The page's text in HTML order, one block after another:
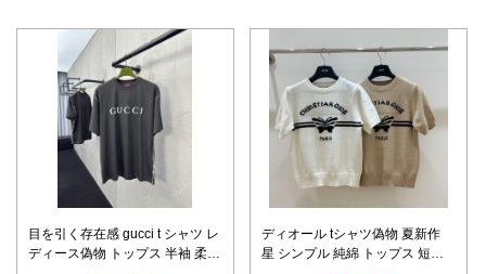
目を引く存在感 gucci t シャツ レ
ディース偽物 トップス 半袖 柔ら
ディオール tシャツ偽物 夏新作
星 シンプル 純綿 トップス 短袖